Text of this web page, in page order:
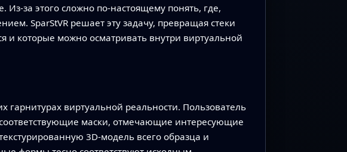
этого сложно по‑настоящему понять, где,
SparStVR решает эту задачу, превращая стеки
которые можно осматривать внутри виртуальной
гарнитурах виртуальной реальности. Пользователь
маски, отмечающие интересующие
3D‑модель всего образца и